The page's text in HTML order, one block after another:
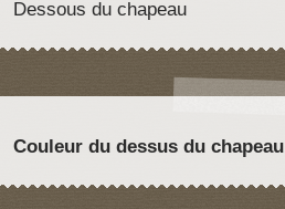
Dessous du chapeau
Couleur du dessus du chapeau